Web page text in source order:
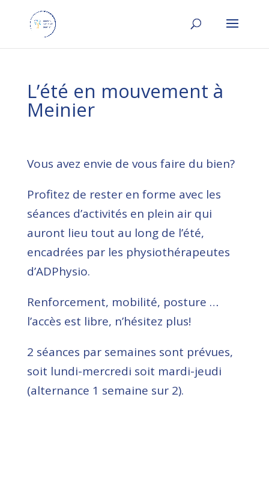
L’été en mouvement à
Meinier
Vous avez envie de vous faire du bien?
Profitez de rester en forme avec les
séances d’activités en plein air qui
auront lieu tout au long de l’été,
encadrées par les physiothérapeutes
d’ADPhysio.
Renforcement, mobilité, posture …
l’accès est libre, n’hésitez plus!
2 séances par semaines sont prévues,
soit lundi-mercredi soit mardi-jeudi
(alternance 1 semaine sur 2).